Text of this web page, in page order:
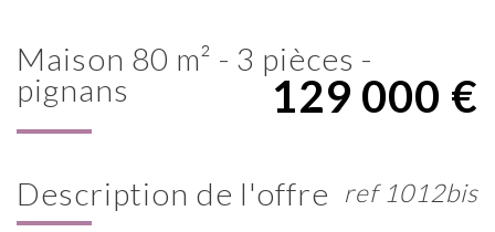
maison 80 m² - 3 pièces -
pignans
129 000 €
description de l'offre ref 1012bis